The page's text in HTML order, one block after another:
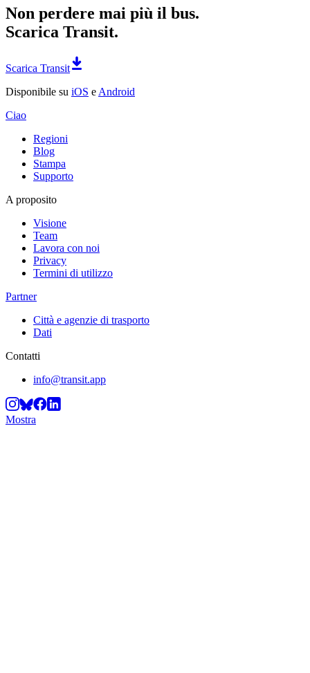
Non perdere mai più il bus.
Scarica Transit.
Scarica Transit
Disponibile su iOS e Android
Ciao
Regioni
Blog
Stampa
Supporto
A proposito
Visione
Team
Lavora con noi
Privacy
Termini di utilizzo
Partner
Città e agenzie di trasporto
Dati
Contatti
info@transit.app
Mostra